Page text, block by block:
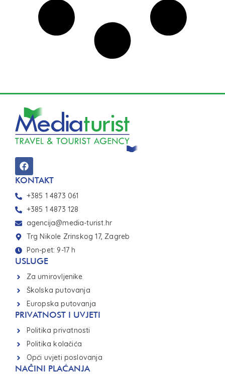
KONTAKT
+385 1 4873 061
+385 1 4873 128
agencija@media-turist.hr
Trg Nikole Zrinskog 17, Zagreb
Pon-pet: 9-17 h
USLUGE
Za umirovljenike
Školska putovanja
Europska putovanja
PRIVATNOST I UVJETI
Politika privatnosti
Politika kolačića
Opći uvjeti poslovanja
NAČINI PLAĆANJA